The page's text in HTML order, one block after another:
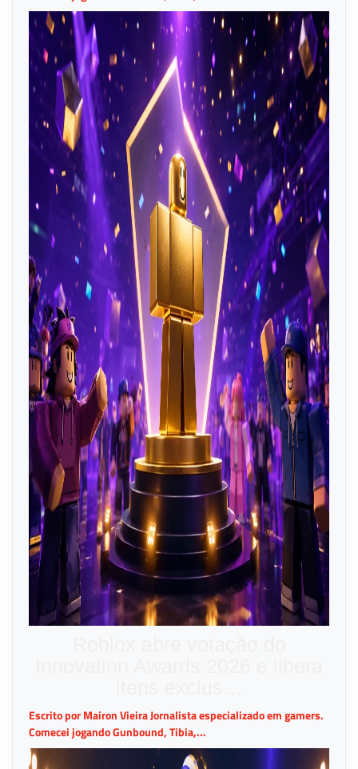
Escrito por Mairon Vieira Jornalista especializado em gamers.
Comecei jogando Gunbound, Tibia,...